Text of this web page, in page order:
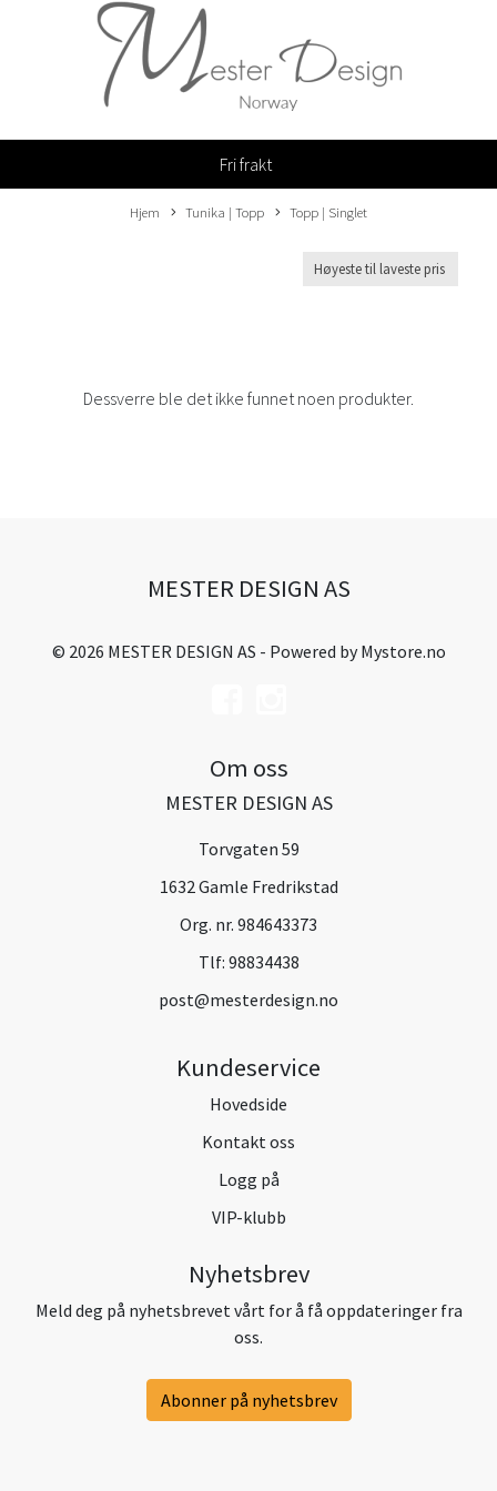
Fri frakt
Hjem Tunika | Topp Topp | Singlet
Dessverre ble det ikke funnet noen produkter.
MESTER DESIGN AS
© 2026 MESTER DESIGN AS - Powered byMystore.no
Om oss
MESTER DESIGN AS
Torvgaten 59
1632 Gamle Fredrikstad
Org. nr. 984643373
Tlf: 98834438
post@mesterdesign.no
Kundeservice
Hovedside
Kontakt oss
Logg på
VIP-klubb
Nyhetsbrev
Meld deg på nyhetsbrevet vårt for å få oppdateringer fra
oss.
Abonner på nyhetsbrev